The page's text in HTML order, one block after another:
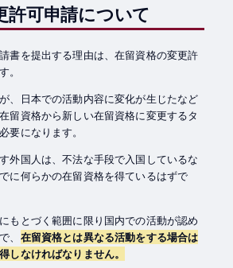
許可申請について
書を提出する理由は、在留資格の変更許
。
、日本での活動内容に変化が生じたなど
留資格から新しい在留資格に変更するタ
要になります。
外国人は、不法な手段で入国しているな
に何らかの在留資格を得ているはずで
もとづく範囲に限り国内での活動が認め
、 在留資格とは異なる活動をする場合は
しなければなりません。